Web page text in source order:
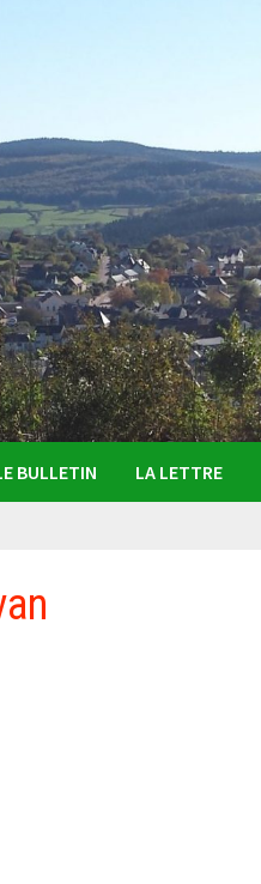
BULLETIN LA LETTRE